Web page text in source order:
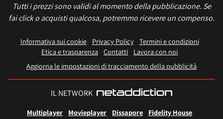
Tutti i prezzi sono validi al momento della pubblicazione. Se
fai click o acquisti qualcosa, potremmo ricevere un compenso.
Informativa sui cookie Privacy Policy
Termini e condizioni
Etica e trasparenza Contatti
Lavora con noi
Aggiorna le impostazioni di tracciamento della pubblicità
IL NETWORK
Multiplayer Movieplayer Dissapore Fidelity House